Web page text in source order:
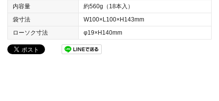
内容量
約560g（18本入）
袋寸法
W100×L100×H143mm
ローソク寸法
φ19×H140mm